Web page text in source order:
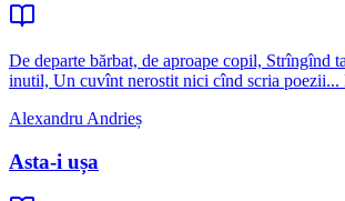
De departe bărbat, de aproape copil, Strîngînd
inutil, Un cuvînt nerostit nici cînd scria poezii...
Alexandru Andrieș
Asta-i ușa